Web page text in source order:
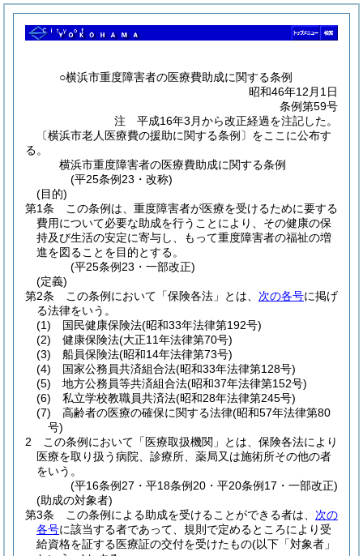
○横浜市重度障害者の医療費助成に関する条例
昭和46年12月1日
条例第59号
注 平成16年3月から改正経過を注記した。
〔横浜市老人医療費の援助に関する条例〕をここに公布す
る。
横浜市重度障害者の医療費助成に関する条例
(平25条例23・改称)
(目的)
第1条
この条例は、重度障害者が医療を受けるために要する
費用について必要な助成を行うことにより、その健康の保
持及び生活の安定に寄与し、もって重度障害者の福祉の増
進を図ることを目的とする。
(平25条例23・一部改正)
(定義)
第2条
この条例において「保険各法」とは、 次の各号に掲げ
る法律をいう。
(1)
国民健康保険法(昭和33年法律第192号)
(2)
健康保険法(大正11年法律第70号)
(3)
船員保険法(昭和14年法律第73号)
(4)
国家公務員共済組合法(昭和33年法律第128号)
(5)
地方公務員等共済組合法(昭和37年法律第152号)
(6)
私立学校教職員共済法(昭和28年法律第245号)
(7)
高齢者の医療の確保に関する法律(昭和57年法律第80
号)
2
この条例において「医療取扱機関」とは、保険各法により
医療を取り扱う病院、診療所、薬局又は施術所その他の者
をいう。
(平16条例27・平18条例20・平20条例17・一部改正)
(助成の対象者)
第3条
この条例による助成を受けることができる者は、 次の
各号に該当する者であって、規則で定めるところにより受
給資格を証する医療証の交付を受けたもの(以下「対象者」